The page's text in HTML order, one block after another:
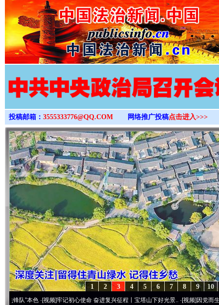
>
投稿邮箱： 3555333776@QQ.COM 网络推广投稿点击进入>>>
10
9
8
7
6
5
4
3
2
1
·[视频]牢记初心使命 奋进复兴征程丨宝塔山下好光景..·[视频]因党而生 为党而